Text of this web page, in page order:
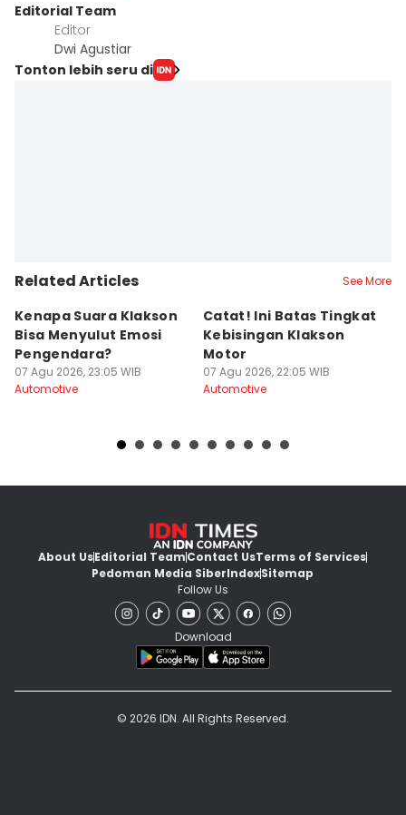
Editorial Team
Editor
Dwi Agustiar
Tonton lebih seru di
Related Articles See More
Kenapa Suara Klakson
Bisa Menyulut Emosi
Pengendara?
07 Agu 2026, 23:05 WIB
Automotive
Catat! Ini Batas Tingkat
Kebisingan Klakson
Motor
07 Agu 2026, 22:05 WIB
Automotive
About UsEditorial TeamContact UsTerms of Services
Pedoman Media SiberIndexSitemap
Follow Us
Download
© 2026 IDN. All Rights Reserved.